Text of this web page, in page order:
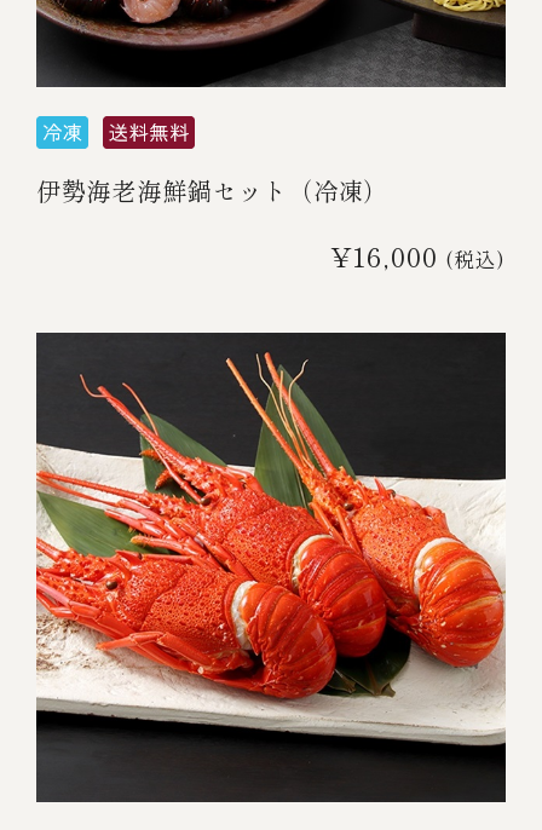
伊勢海老海鮮鍋セット（冷凍）
¥16,000 (税込)